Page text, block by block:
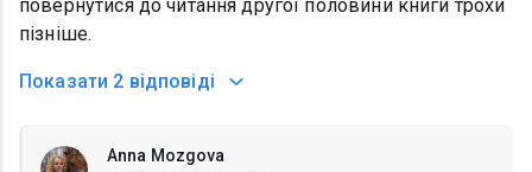
повернутися до читання другої половини книги трохи
пізніше.
Показати 2 відповіді
Anna Mozgova